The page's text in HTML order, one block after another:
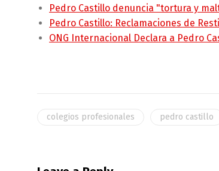
Pedro Castillo denuncia "tortura y
Pedro Castillo: Reclamaciones de
ONG Internacional Declara a Pedro
colegios profesionales pedro castillo